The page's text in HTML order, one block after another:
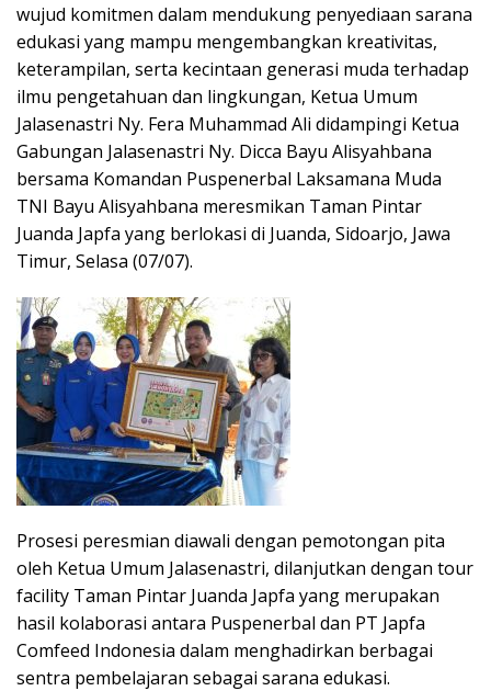
wujud komitmen dalam mendukung penyediaan sarana
edukasi yang mampu mengembangkan kreativitas,
keterampilan, serta kecintaan generasi muda terhadap
ilmu pengetahuan dan lingkungan, Ketua Umum
Jalasenastri Ny. Fera Muhammad Ali didampingi Ketua
Gabungan Jalasenastri Ny. Dicca Bayu Alisyahbana
bersama Komandan Puspenerbal Laksamana Muda
TNI Bayu Alisyahbana meresmikan Taman Pintar
Juanda Japfa yang berlokasi di Juanda, Sidoarjo, Jawa
Timur, Selasa (07/07).
Prosesi peresmian diawali dengan pemotongan pita
oleh Ketua Umum Jalasenastri, dilanjutkan dengan tour
facility Taman Pintar Juanda Japfa yang merupakan
hasil kolaborasi antara Puspenerbal dan PT Japfa
Comfeed Indonesia dalam menghadirkan berbagai
sentra pembelajaran sebagai sarana edukasi.